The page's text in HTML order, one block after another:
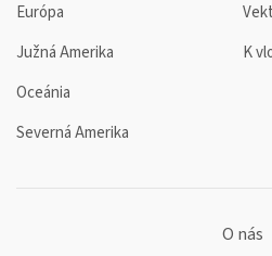
Európa
Južná Amerika
Oceánia
Severná Amerika
K
O nás